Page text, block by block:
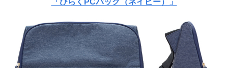
「ひらくPCバッグ（ネイビー）」